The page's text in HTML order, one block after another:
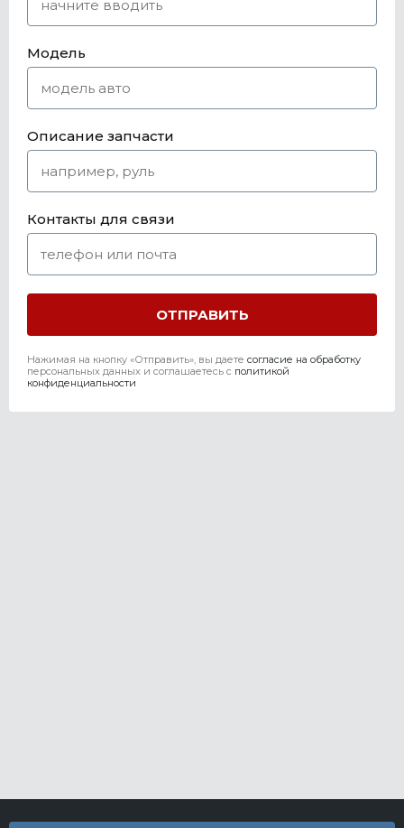
Модель
Описание запчасти
Контакты для связи
Нажимая на кнопку «Отправить», вы даете согласие на обработку
персональных данных и соглашаетесь c политикой
конфиденциальности